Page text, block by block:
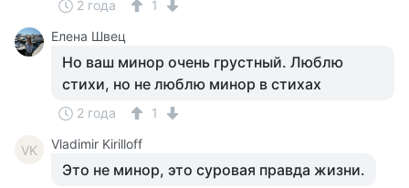
2 года
1
Елена Швец
Но ваш минор очень грустный. Люблю
стихи, но не люблю минор в стихах
2 года 1
VK Vladimir Kirilloff
Это не минор, это суровая правда жизни.